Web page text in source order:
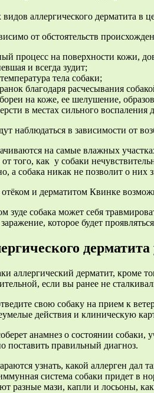
аллергического дерматита в
от обстоятельств
процесс на поверхности кожи,
и всегда зудит;
тела собаки;
благодаря расчесывания
на коже, ее шелушение,
в местах сильного воспаления
наблюдаться в зависимости от
на самые влажных
того, как у собаки
а собака никак не позволит о них
и дерматитом Квинке
собака может себя
которое будет
дерматита
аллергический дерматит, кроме
если вы ранее не
свою собаку на прием к
действия и клиническую
анамнез о состоянии
поставить правильный диагноз.
узнать, какой аллерген
система собаки придет в
разные мази, капли и лосьоны,